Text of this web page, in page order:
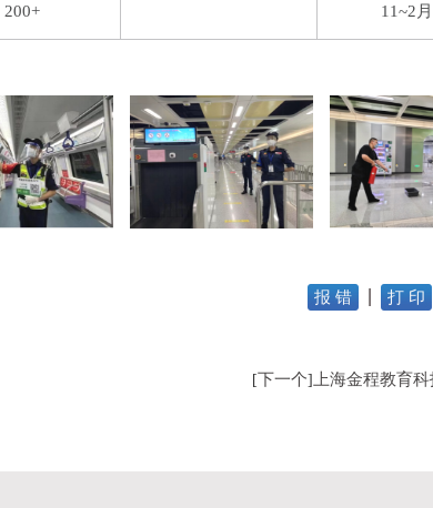
200+ 11~2
报 错 打 印
[下一个] 上海金程教育